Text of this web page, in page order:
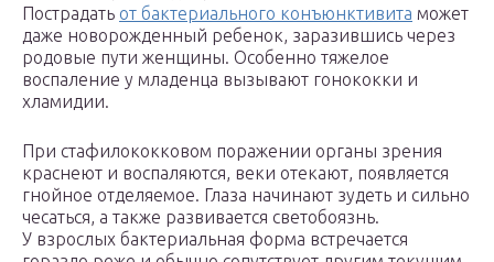
Пострадать от бактериального конъюнктивита может
даже новорожденный ребенок, заразившись через
родовые пути женщины. Особенно тяжелое
воспаление у младенца вызывают гонококки и
хламидии.
При стафилококковом поражении органы зрения
краснеют и воспаляются, веки отекают, появляется
гнойное отделяемое. Глаза начинают зудеть и сильно
чесаться, а также развивается светобоязнь.
У взрослых бактериальная форма встречается